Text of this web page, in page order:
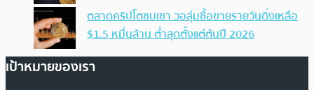
ตลาดคริปโตซบเซา วอลุ่มซื้อขายรายวันดิ่งเหลือ
$1.5 หมื่นล้าน ต่ำสุดตั้งแต่ต้นปี 2026
เป้าหมายของเรา